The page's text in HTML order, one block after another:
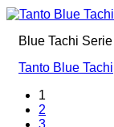
Blue Tachi Serie
Tanto Blue Tachi
1
2
3